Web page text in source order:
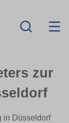
zur
in Düsseldorf